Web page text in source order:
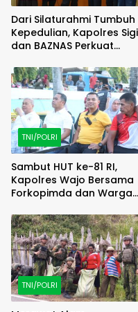
Dari Silaturahmi Tumbuh
Kepedulian, Kapolres Sigi
dan BAZNAS Perkuat
TNI/POLRI
Sambut HUT ke-81 RI,
Kapolres Wajo Bersama
Forkopimda dan Warga
Karung
TNI/POLRI